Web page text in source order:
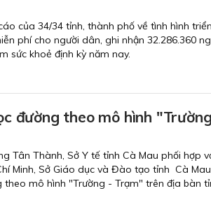
của 34/34 tỉnh, thành phố về tình hình triển
phí cho người dân, ghi nhận 32.286.360
sức khoẻ định kỳ năm nay.
đường theo mô hình
Tân Thành, Sở Y tế tỉnh Cà Mau phối hợp
Minh, Sở Giáo dục và Đào tạo tỉnh Cà
mô hình "Trường - Trạm" trên địa bàn